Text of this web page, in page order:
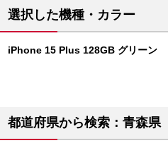
選択した機種・カラー
iPhone 15 Plus 128GB グリーン
都道府県から検索：青森県